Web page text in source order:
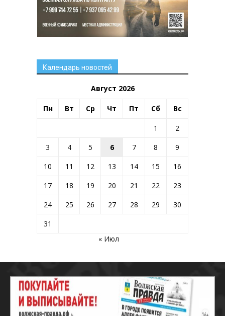
Календарь новостей
Август 2026
Пн Вт Ср Чт Пт Сб Вс
1
2
3
4 5 6 7 8
9
10
11 12 13 14 15
16
17
18 19 20 21 22
23
24
25 26 27 28 29
30
31
« Июл